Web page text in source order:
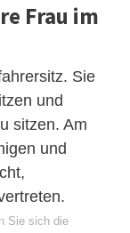
Frau im
Sie
und
sitzen. Am
und
Sie sich die